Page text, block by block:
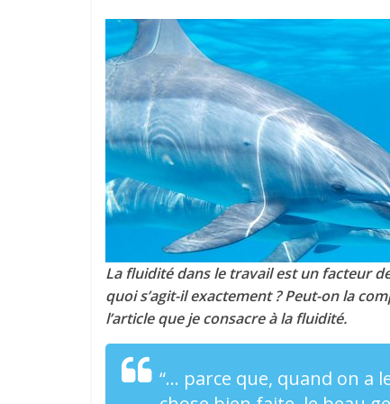
La fluidité dans le travail est un facteur
quoi s’agit-il exactement ? Peut-on la
l’article que je consacre à la fluidité.
“… parce que, quand on a